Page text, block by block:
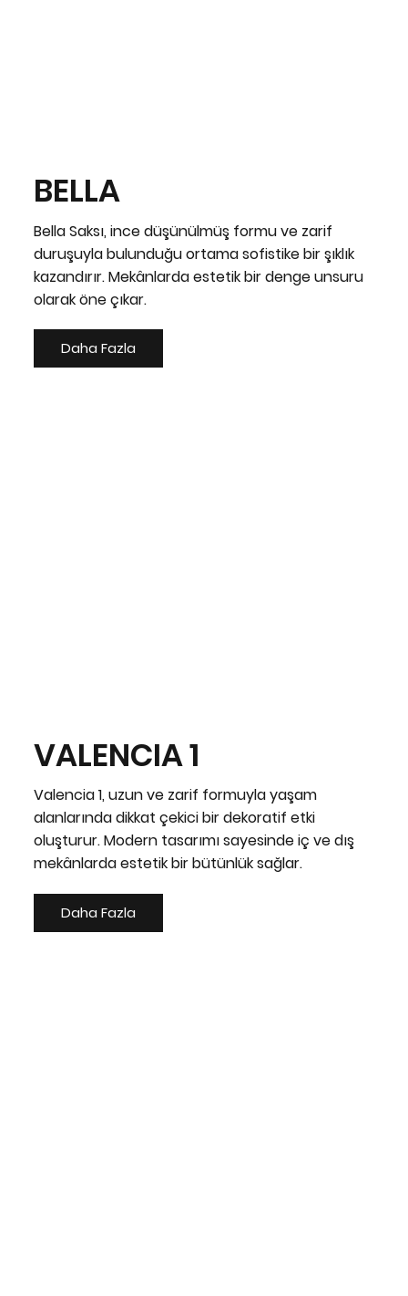
BELLA
Bella Saksı, ince düşünülmüş formu ve zarif
duruşuyla bulunduğu ortama sofistike bir şıklık
kazandırır. Mekânlarda estetik bir denge unsuru
olarak öne çıkar.
Daha Fazla
VALENCIA 1
Valencia 1, uzun ve zarif formuyla yaşam
alanlarında dikkat çekici bir dekoratif etki
oluşturur. Modern tasarımı sayesinde iç ve dış
mekânlarda estetik bir bütünlük sağlar.
Daha Fazla